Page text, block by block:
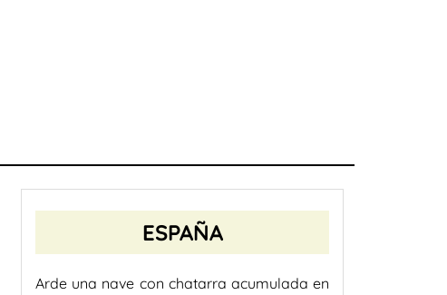
ESPAÑA
Arde una nave con chatarra acumulada en